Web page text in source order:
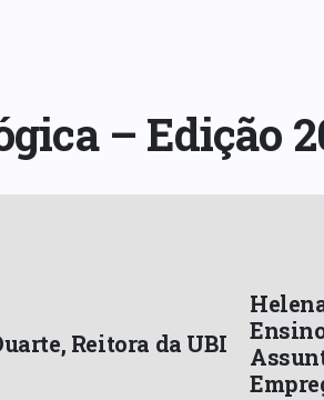
– Edição
Reitora da UBI